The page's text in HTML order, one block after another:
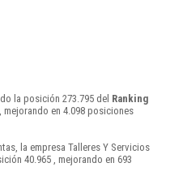
la posición 273.795 del Ranking
mejorando en 4.098 posiciones
la empresa Talleres Y Servicios
40.965 , mejorando en 693